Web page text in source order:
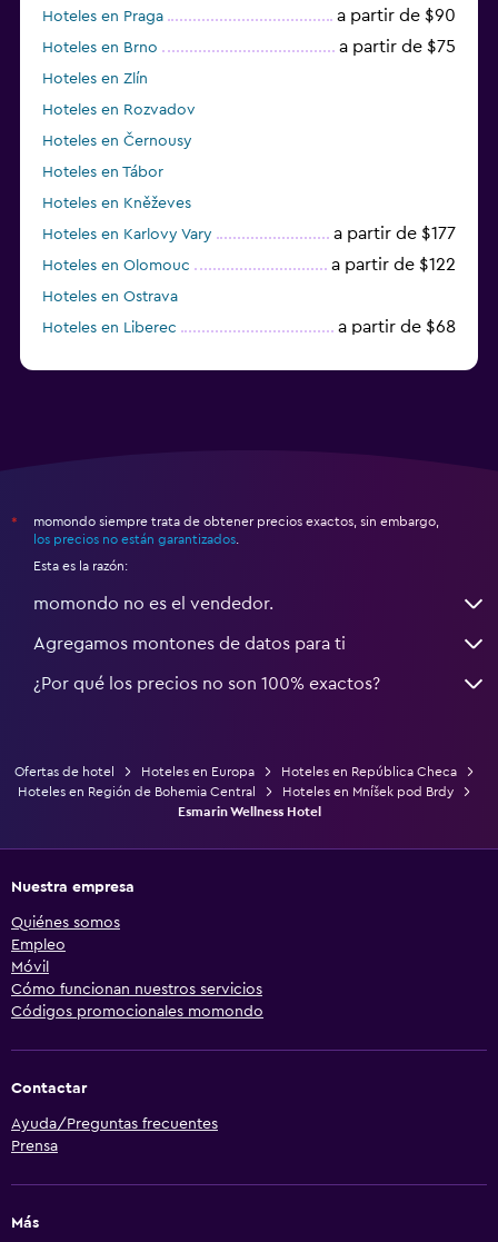
Hoteles en Praga a partir de $90
Hoteles en Brno a partir de $75
Hoteles en Zlín
Hoteles en Rozvadov
Hoteles en Černousy
Hoteles en Tábor
Hoteles en Kněževes
Hoteles en Karlovy Vary
a partir de $177
Hoteles en Olomouc a partir de $122
Hoteles en Ostrava
Hoteles en Liberec
a partir de $68
*
momondo siempre trata de obtener precios exactos, sin embargo,
los precios no están garantizados
Esta es la razón:
momondo no es el vendedor.
Agregamos montones de datos para ti
¿Por qué los precios no son 100% exactos?
Ofertas de hotel Hoteles en Europa
Hoteles en República Checa
Hoteles en Región de Bohemia Central
Hoteles en Mníšek pod Brdy
Esmarin Wellness Hotel
Nuestra empresa
Quiénes somos
Empleo
Móvil
Cómo funcionan nuestros servicios
Códigos promocionales momondo
Contactar
Ayuda/Preguntas frecuentes
Prensa
Más